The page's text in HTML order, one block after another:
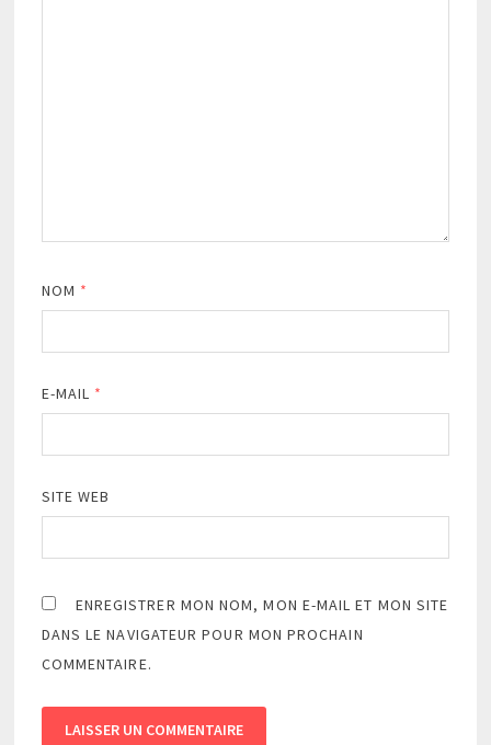
NOM *
E-MAIL *
SITE WEB
ENREGISTRER MON NOM, MON E-MAIL ET MON SITE
DANS LE NAVIGATEUR POUR MON PROCHAIN
COMMENTAIRE.